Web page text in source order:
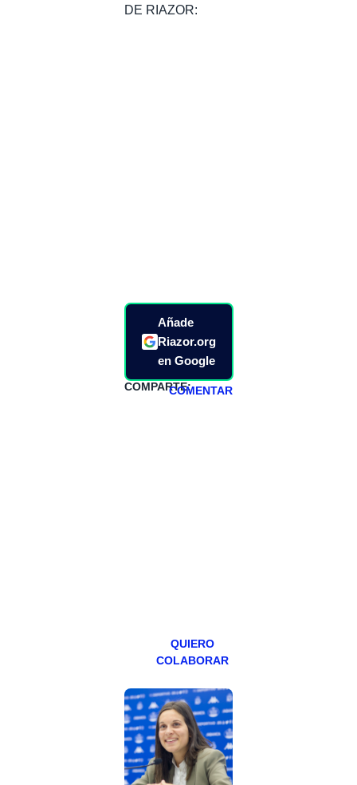
DE RIAZOR:
Añade
Riazor.org
en Google
COMPARTE:COMENTAR
QUIERO
COLABORAR